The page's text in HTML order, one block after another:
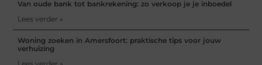
Van oude bank tot bankrekening: zo verkoop je je inboedel
Lees verder »
Woning zoeken in Amersfoort: praktische tips voor jouw
verhuizing